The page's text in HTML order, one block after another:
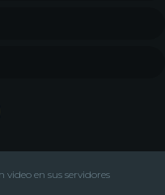
en sus servidores